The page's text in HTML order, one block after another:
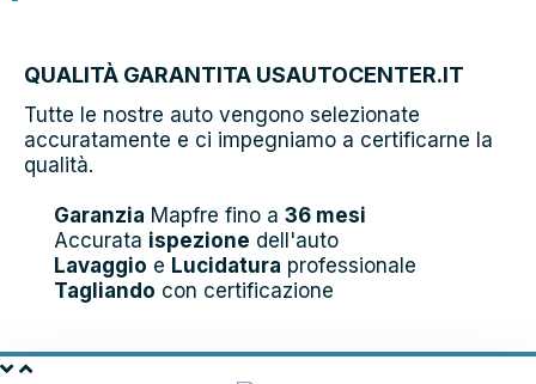
QUALITÀ GARANTITA USAUTOCENTER.IT
Tutte le nostre auto vengono selezionate
accuratamente e ci impegniamo a certificarne la
qualità.
Garanzia Mapfre fino a 36 mesi
Accurata ispezione dell'auto
Lavaggio e Lucidatura professionale
Tagliando con certificazione